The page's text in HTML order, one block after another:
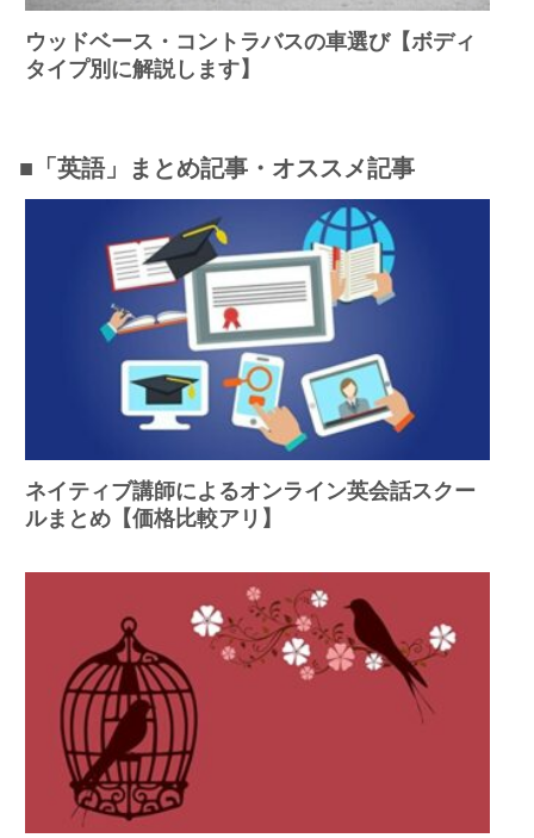
ウッドベース・コントラバスの車選び【ボディ
タイプ別に解説します】
■「英語」まとめ記事・オススメ記事
ネイティブ講師によるオンライン英会話スクー
ルまとめ【価格比較アリ】